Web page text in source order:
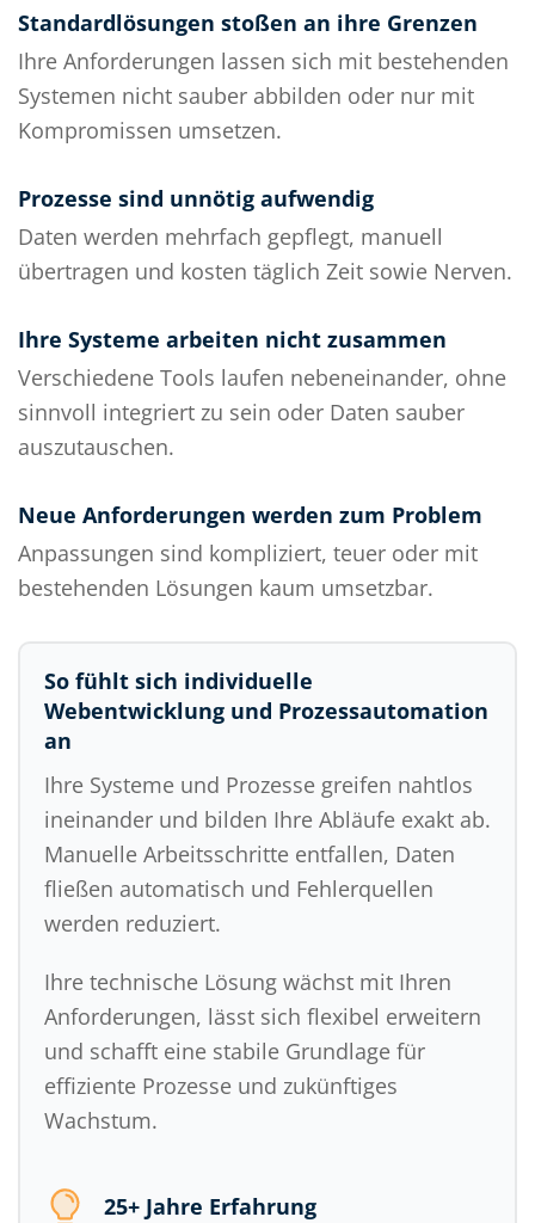
Standardlösungen stoßen an ihre Grenzen
Ihre Anforderungen lassen sich mit bestehenden
Systemen nicht sauber abbilden oder nur mit
Kompromissen umsetzen.
Prozesse sind unnötig aufwendig
Daten werden mehrfach gepflegt, manuell
übertragen und kosten täglich Zeit sowie Nerven.
Ihre Systeme arbeiten nicht zusammen
Verschiedene Tools laufen nebeneinander, ohne
sinnvoll integriert zu sein oder Daten sauber
auszutauschen.
Neue Anforderungen werden zum Problem
Anpassungen sind kompliziert, teuer oder mit
bestehenden Lösungen kaum umsetzbar.
So fühlt sich individuelle
Webentwicklung und Prozessautomation
an
Ihre Systeme und Prozesse greifen nahtlos
ineinander und bilden Ihre Abläufe exakt ab.
Manuelle Arbeitsschritte entfallen, Daten
fließen automatisch und Fehlerquellen
werden reduziert.
Ihre technische Lösung wächst mit Ihren
Anforderungen, lässt sich flexibel erweitern
und schafft eine stabile Grundlage für
effiziente Prozesse und zukünftiges
Wachstum.
25+ Jahre Erfahrung